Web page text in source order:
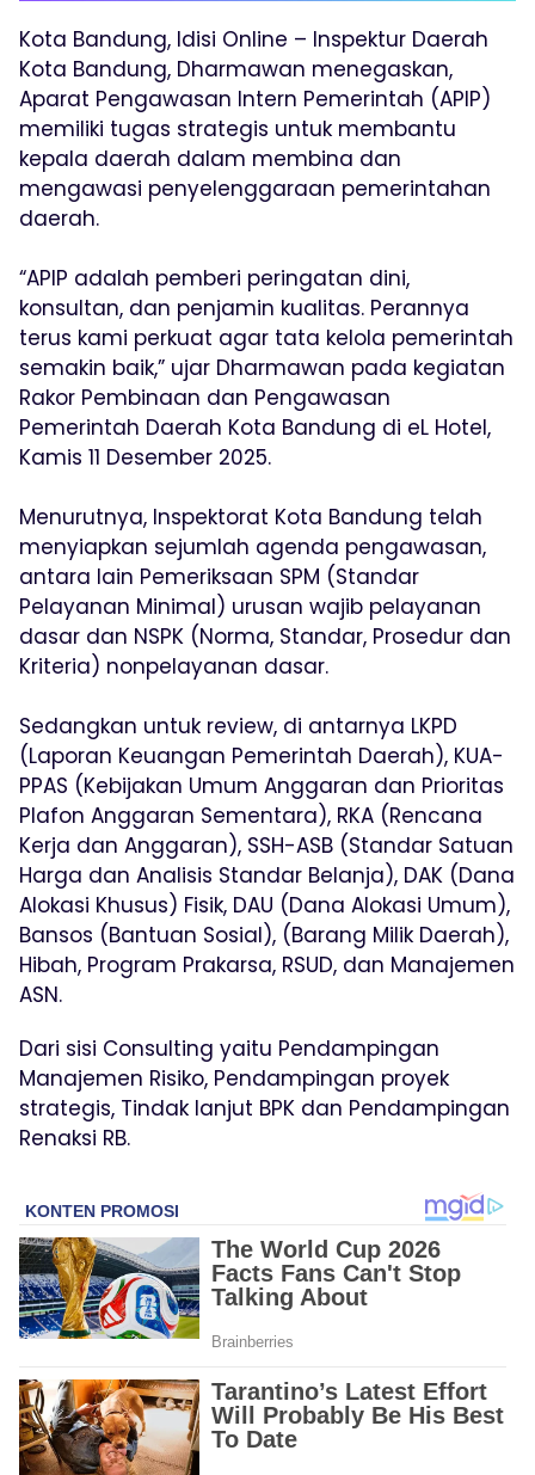
Kota Bandung, Idisi Online – Inspektur Daerah
Kota Bandung, Dharmawan menegaskan,
Aparat Pengawasan Intern Pemerintah (APIP)
memiliki tugas strategis untuk membantu
kepala daerah dalam membina dan
mengawasi penyelenggaraan pemerintahan
daerah.
“APIP adalah pemberi peringatan dini,
konsultan, dan penjamin kualitas. Perannya
terus kami perkuat agar tata kelola pemerintah
semakin baik,” ujar Dharmawan pada kegiatan
Rakor Pembinaan dan Pengawasan
Pemerintah Daerah Kota Bandung di eL Hotel,
Kamis 11 Desember 2025.
Menurutnya, Inspektorat Kota Bandung telah
menyiapkan sejumlah agenda pengawasan,
antara lain Pemeriksaan SPM (Standar
Pelayanan Minimal) urusan wajib pelayanan
dasar dan NSPK (Norma, Standar, Prosedur dan
Kriteria) nonpelayanan dasar.
Sedangkan untuk review, di antarnya LKPD
(Laporan Keuangan Pemerintah Daerah), KUA-
PPAS (Kebijakan Umum Anggaran dan Prioritas
Plafon Anggaran Sementara), RKA (Rencana
Kerja dan Anggaran), SSH-ASB (Standar Satuan
Harga dan Analisis Standar Belanja), DAK (Dana
Alokasi Khusus) Fisik, DAU (Dana Alokasi Umum),
Bansos (Bantuan Sosial), (Barang Milik Daerah),
Hibah, Program Prakarsa, RSUD, dan Manajemen
ASN.
Dari sisi Consulting yaitu Pendampingan
Manajemen Risiko, Pendampingan proyek
strategis, Tindak lanjut BPK dan Pendampingan
Renaksi RB.